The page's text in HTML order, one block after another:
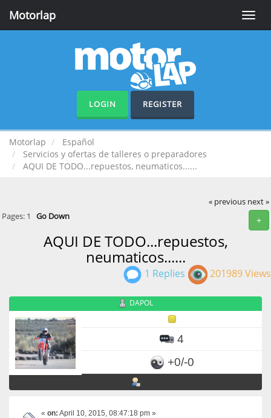
Toggle
Motorlap
LOGIN REGISTER
Motorlap
Español
Servicios y ofertas de talleres o preparadores
AQUI DE TODO...repuestos, neumaticos......
« previous next »
+
Pages: 1 Go Down
AQUI DE TODO...repuestos,
neumaticos......
1 Replies 201989 Views
DAPOL
4
+0/-0
« on: April 10, 2015, 08:47:18 pm »